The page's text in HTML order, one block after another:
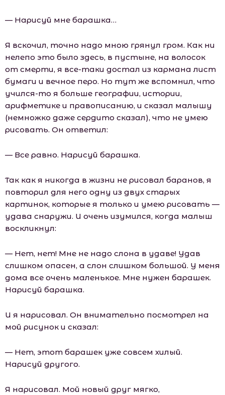
— Нарисуй мне барашка…
Я вскочил, точно надо мною грянул гром. Как ни
нелепо это было здесь, в пустыне, на волосок
от смерти, я все-таки достал из кармана лист
бумаги и вечное перо. Но тут же вспомнил, что
учился-то я больше географии, истории,
арифметике и правописанию, и сказал малышу
(немножко даже сердито сказал), что не умею
рисовать. Он ответил:
— Все равно. Нарисуй барашка.
Так как я никогда в жизни не рисовал баранов, я
повторил для него одну из двух старых
картинок, которые я только и умею рисовать —
удава снаружи. И очень изумился, когда малыш
воскликнул:
— Нет, нет! Мне не надо слона в удаве! Удав
слишком опасен, а слон слишком большой. У меня
дома все очень маленькое. Мне нужен барашек.
Нарисуй барашка.
И я нарисовал. Он внимательно посмотрел на
мой рисунок и сказал:
— Нет, этот барашек уже совсем хилый.
Нарисуй другого.
Я нарисовал. Мой новый друг мягко,